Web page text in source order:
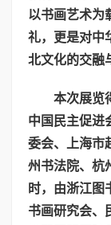
以书画艺术为
礼，更是对中
北文化的交融
本次展览
中国民主促进
委会、上海市
州书法院、杭
时，由浙江图
书画研究会、